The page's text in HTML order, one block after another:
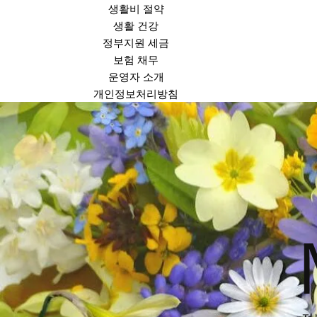
생활비 절약
생활 건강
정부지원 세금
보험 채무
운영자 소개
개인정보처리방침